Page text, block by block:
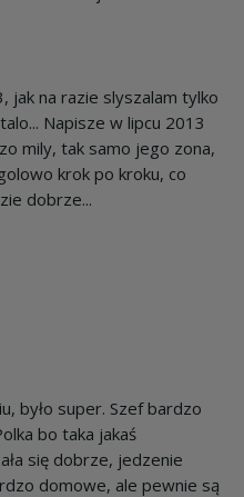
jak na razie slyszalam tylko
Napisze w lipcu 2013
mily, tak samo jego zona,
krok po kroku, co
dobrze...
było super. Szef bardzo
bo taka jakaś
się dobrze, jedzenie
domowe, ale pewnie są